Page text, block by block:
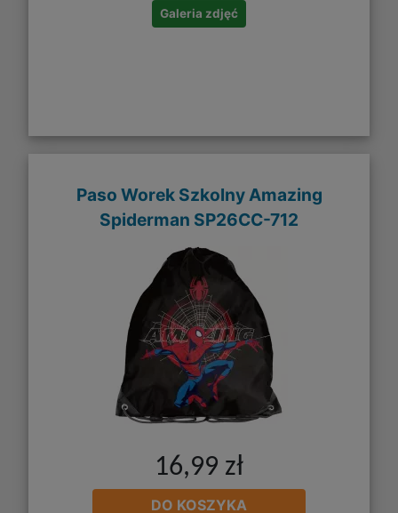
Galeria zdjęć
Paso Worek Szkolny Amazing
Spiderman SP26CC-712
16,99 zł
DO KOSZYKA